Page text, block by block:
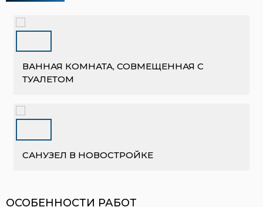
ВАННАЯ КОМНАТА, СОВМЕЩЕННАЯ С
ТУАЛЕТОМ
САНУЗЕЛ В НОВОСТРОЙКЕ
ОСОБЕННОСТИ РАБОТ